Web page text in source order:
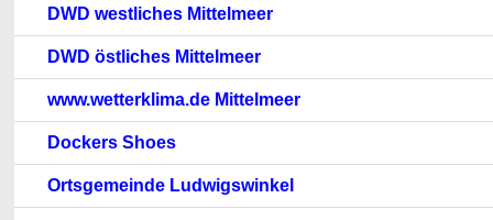
DWD westliches Mittelmeer
DWD östliches Mittelmeer
www.wetterklima.de Mittelmeer
Dockers Shoes
Ortsgemeinde Ludwigswinkel